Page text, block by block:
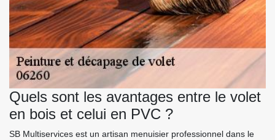
Quels sont les avantages entre le volet
en bois et celui en PVC ?
SB Multiservices est un artisan menuisier professionnel dans le